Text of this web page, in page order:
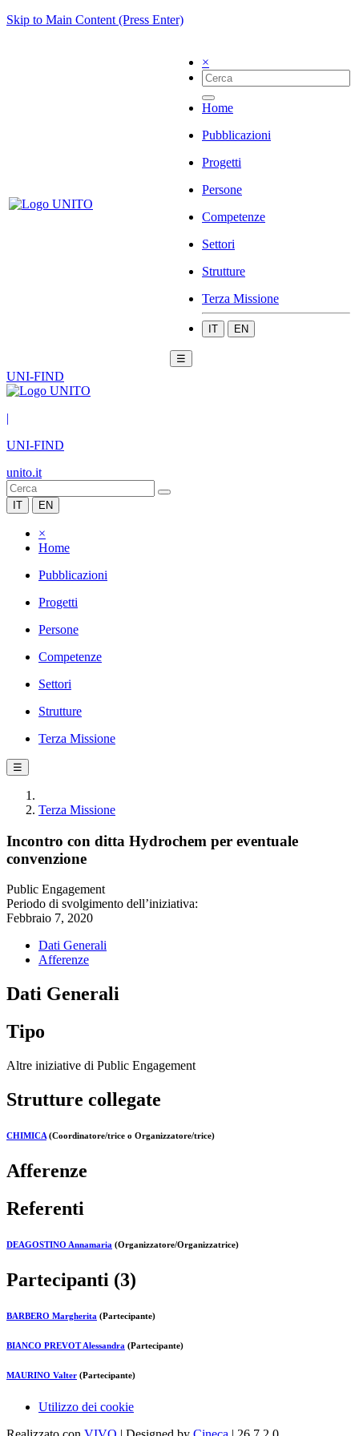
Skip to Main Content (Press Enter)
×
Home
Pubblicazioni
Progetti
Persone
Competenze
Settori
Strutture
Terza Missione
IT EN
☰
UNI-FIND
|
UNI-FIND
unito.it
IT EN
×
Home
Pubblicazioni
Progetti
Persone
Competenze
Settori
Strutture
Terza Missione
☰
Terza Missione
Incontro con ditta Hydrochem per eventuale
convenzione
Public Engagement
Periodo di svolgimento dell’iniziativa:
Febbraio 7, 2020
Dati Generali
Afferenze
Dati Generali
Tipo
Altre iniziative di Public Engagement
Strutture collegate
CHIMICA (Coordinatore/trice o Organizzatore/trice)
Afferenze
Referenti
DEAGOSTINO Annamaria (Organizzatore/Organizzatrice)
Partecipanti (3)
BARBERO Margherita (Partecipante)
BIANCO PREVOT Alessandra (Partecipante)
MAURINO Valter (Partecipante)
Utilizzo dei cookie